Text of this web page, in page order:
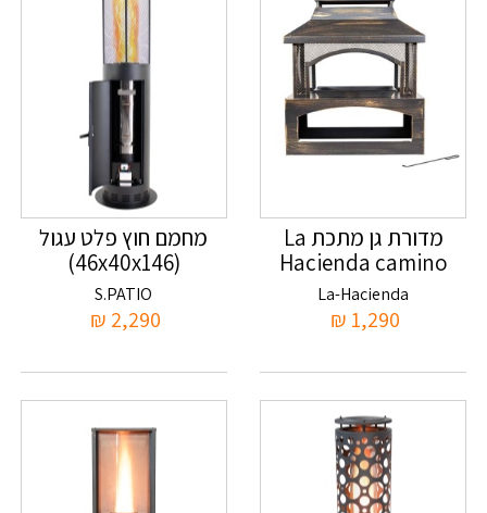
מדורת גן מתכת La
Hacienda camino
La-Hacienda
1,290
₪
מחמם חוץ פלט עגול
(46x40x146)
S.PATIO
2,290
₪